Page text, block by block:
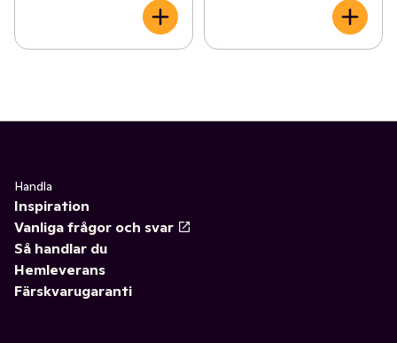
Handla
Inspiration
Vanliga frågor och svar
Så handlar du
Hemleverans
Färskvarugaranti